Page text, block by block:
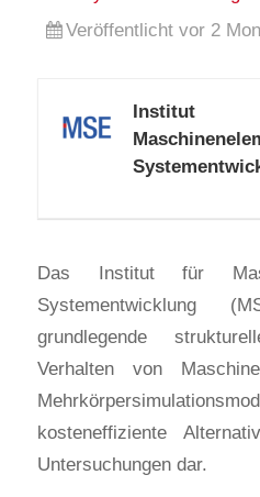
Veröffentlicht vor 2
Das Institut für
Systementwicklung
grundlegende
Verhalten von
kosteneffiziente
Untersuchungen dar.